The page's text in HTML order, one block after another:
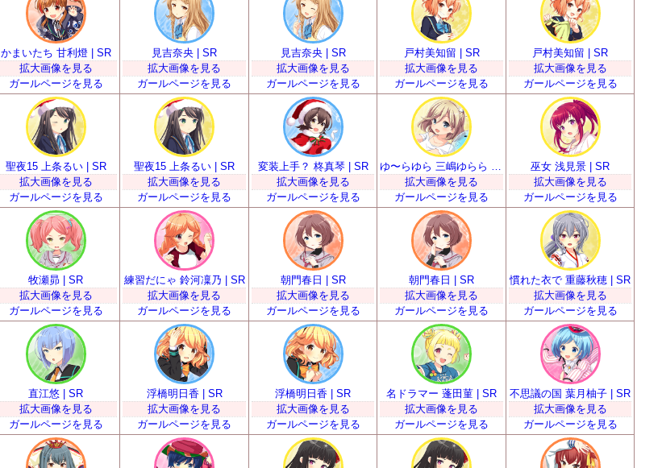
かまいたち 甘利燈 | SR
拡大画像を見る
ガールページを見る
見吉奈央 | SR
拡大画像を見る
ガールページを見る
見吉奈央 | SR
拡大画像を見る
ガールページを見る
戸村美知留 | SR
拡大画像を見る
ガールページを見る
戸村美知留 | SR
拡大画像を見る
ガールページを見る
聖夜15 上条るい | SR
拡大画像を見る
ガールページを見る
聖夜15 上条るい | SR
拡大画像を見る
ガールページを見る
変装上手？ 柊真琴 | SR
拡大画像を見る
ガールページを見る
ゆ〜らゆら 三嶋ゆらら | SR
拡大画像を見る
ガールページを見る
巫女 浅見景 | SR
拡大画像を見る
ガールページを見る
牧瀬昴 | SR
拡大画像を見る
ガールページを見る
練習だにゃ 鈴河凜乃 | SR
拡大画像を見る
ガールページを見る
朝門春日 | SR
拡大画像を見る
ガールページを見る
朝門春日 | SR
拡大画像を見る
ガールページを見る
慣れた衣で 重藤秋穂 | SR
拡大画像を見る
ガールページを見る
直江悠 | SR
拡大画像を見る
ガールページを見る
浮橋明日香 | SR
拡大画像を見る
ガールページを見る
浮橋明日香 | SR
拡大画像を見る
ガールページを見る
名ドラマー 蓬田菫 | SR
拡大画像を見る
ガールページを見る
不思議の国 葉月柚子 | SR
拡大画像を見る
ガールページを見る